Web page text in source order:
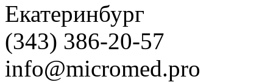
Екатеринбург
(343) 386-20-57
info@micromed.pro